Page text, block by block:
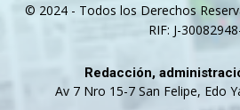
© 2024 - Todos los Derechos
RIF: J-
Redacción,
Av 7 Nro 15-7 San Felipe, Edo